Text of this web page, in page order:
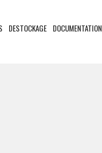
DESTOCKAGE DOCUMENTATION